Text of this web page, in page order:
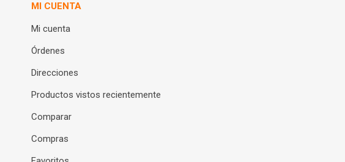
MI CUENTA
Mi cuenta
Órdenes
Direcciones
Productos vistos recientemente
Comparar
Compras